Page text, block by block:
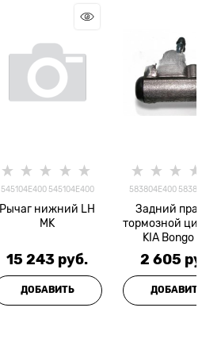
545104E400 545104E400
Рычаг нижний LH
MK
15 243 руб.
ДОБАВИТЬ
583804E400
Задний
тормозной
KIA Bongo
наличии
2 605